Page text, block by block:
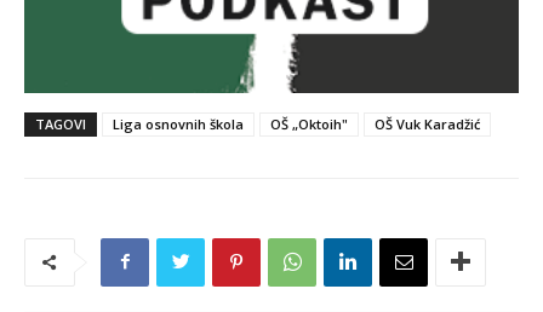
TAGOVI Liga osnovnih škola OŠ „Oktoih" OŠ Vuk Karadžić